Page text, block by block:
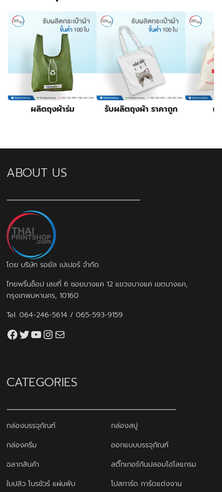
ผลิตถุงผ้าร่ม รับผลิตถุงผ้า ราคาถูก ถุ
ABOUT US
โดย บริษัท รอยัล เปเปอร์ จำกัด
ไทยพริ้นช็อป เลขที่ 6 ซอยบางแค 12 แขวงบางแค เขตบางแค,
กรุงเทพมหานคร, 10160
Tel.064-246-5614 /065-593-9159
Facebook
Twitter
YouTube
Instagram
thaiprintshop.aw@gmail.com
CATEGORIES
กล่องบรรจุภัณฑ์
กล่องสบู่
กล่องครีม
ออกแบบบรรจุภัณฑ์
ฉลากสินค้า
สติ๊กเกอร์กันปลอมโฮโลแกรม
ใบปลิว โบรชัวร์ แผ่นพับ
โปสการ์ด การ์ดแต่งงาน